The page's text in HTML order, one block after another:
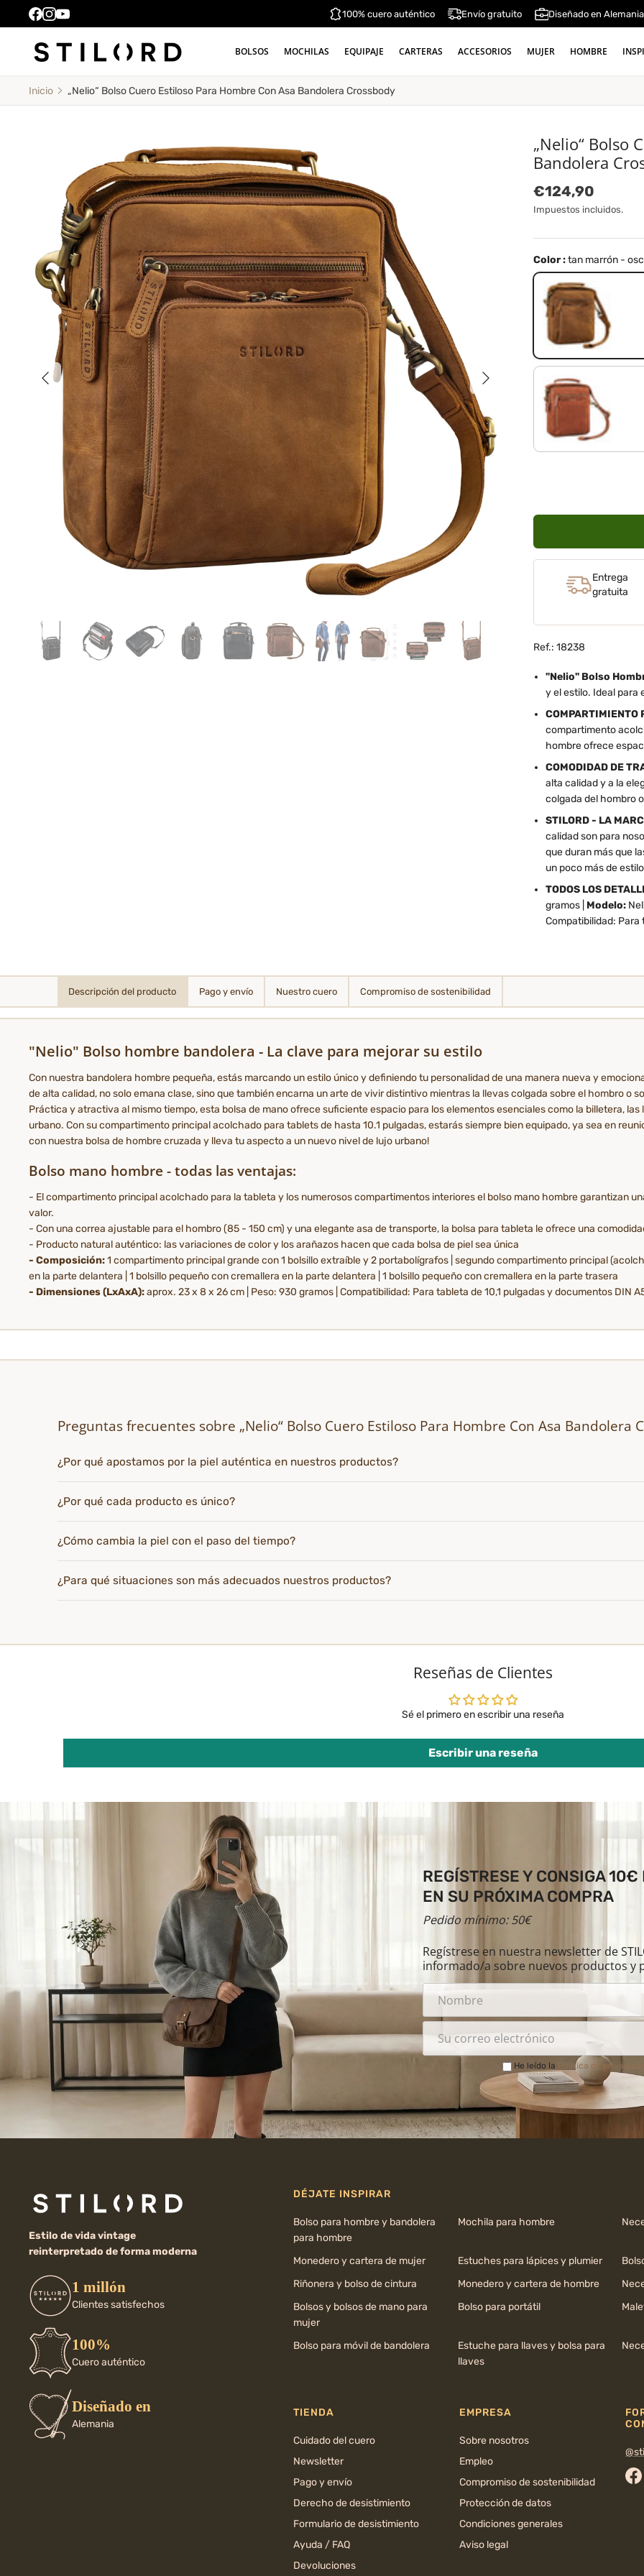
100% cuero auténtico Envío gratuito Diseñado en Alemania
BOLSOS MOCHILAS EQUIPAJE CARTERAS ACCESORIOS MUJER HOMBRE
Inicio „Nelio“ Bolso Cuero Estiloso Para Hombre Con Asa Bandolera Crossbody
Anterior Siguiente
„Nelio“ Bolso
Bandolera
Precio normal
€124,90
Impuestos incluidos.
Color :tan marrón -
tan marrón - oscuro
maraska - marrón
Entrega
gratuita
Ref.: 18238
"Nelio" Bolso
y el estilo. Ideal para
COMPARTIMIENTO
compartimento
hombre ofrece
COMODIDAD DE
alta calidad y a la
colgada del hombro
STILORD - LA
calidad son para
que duran más que
un poco más de
TODOS LOS
gramos | Modelo:
Compatibilidad: Para
Descripción del producto Pago y envío Nuestro cuero Compromiso de sostenibilidad
"Nelio" Bolso hombre bandolera - La clave para mejorar su estilo
Con nuestra bandolera hombre pequeña, estás marcando un estilo único y definiendo tu personalidad de una manera nueva y
de alta calidad, no solo emana clase, sino que también encarna un arte de vivir distintivo mientras la llevas colgada sobre el hombro o
Práctica y atractiva al mismo tiempo, esta bolsa de mano ofrece suficiente espacio para los elementos esenciales como la billetera,
urbano. Con su compartimento principal acolchado para tablets de hasta 10.1 pulgadas, estarás siempre bien equipado, ya sea en
con nuestra bolsa de hombre cruzada y lleva tu aspecto a un nuevo nivel de lujo urbano!
Bolso mano hombre - todas las ventajas:
- El compartimento principal acolchado para la tableta y los numerosos compartimentos interiores el bolso mano hombre garantizan
valor.
- Con una correa ajustable para el hombro (85 - 150 cm) y una elegante asa de transporte, la bolsa para tableta le ofrece una
- Producto natural auténtico: las variaciones de color y los arañazos hacen que cada bolsa de piel sea única
- Composición:1 compartimento principal grande con 1 bolsillo extraíble y 2 portabolígrafos | segundo compartimento principal
en la parte delantera | 1 bolsillo pequeño con cremallera en la parte delantera | 1 bolsillo pequeño con cremallera en la parte trasera
- Dimensiones (LxAxA):aprox. 23 x 8 x 26 cm | Peso: 930 gramos | Compatibilidad: Para tableta de 10,1 pulgadas y documentos DIN
Preguntas frecuentes sobre „Nelio“ Bolso Cuero Estiloso Para Hombre Con Asa Bandolera
¿Por qué apostamos por la piel auténtica en nuestros productos?
¿Por qué cada producto es único?
¿Cómo cambia la piel con el paso del tiempo?
¿Para qué situaciones son más adecuados nuestros productos?
Reseñas de Clientes
Sé el primero en escribir una reseña
Escribir una reseña
REGÍSTRESE Y CONSIGA 10€
EN SU PRÓXIMA COMPRA
Pedido mínimo: 50€
Regístrese en nuestra newsletter de
informado/a sobre nuevos productos y
He leído la Política de privacidad
Estilo de vida vintage
reinterpretado de forma moderna
1 millón
Clientes satisfechos
100%
Cuero auténtico
Diseñado en
Alemania
DÉJATE INSPIRAR
Bolso para hombre y bandolera
para hombre
Mochila para hombre
Monedero y cartera de mujer Estuches para lápices y plumier
Riñonera y bolso de cintura
Monedero y cartera de hombre
Bolsos y bolsos de mano para
mujer
Bolso para portátil
Bolso para móvil de bandolera
Estuche para llaves y bolsa para
llaves
TIENDA
Cuidado del cuero
Newsletter
Pago y envío
Derecho de desistimiento
Formulario de desistimiento
Ayuda / FAQ
Devoluciones
EMPRESA
Sobre nosotros
Empleo
Compromiso de sostenibilidad
Protección de datos
Condiciones generales
Aviso legal